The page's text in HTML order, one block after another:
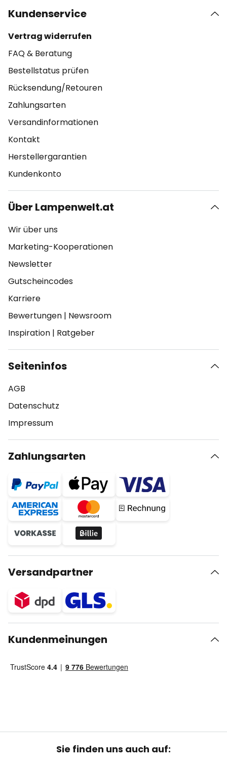
Kundenservice
Vertrag widerrufen
FAQ & Beratung
Bestellstatus prüfen
Rücksendung/Retouren
Zahlungsarten
Versandinformationen
Kontakt
Herstellergarantien
Kundenkonto
Über Lampenwelt.at
Wir über uns
Marketing-Kooperationen
Newsletter
Gutscheincodes
Karriere
Bewertungen | Newsroom
Inspiration | Ratgeber
Seiteninfos
AGB
Datenschutz
Impressum
Zahlungsarten
Versandpartner
Kundenmeinungen
Sie finden uns auch auf: